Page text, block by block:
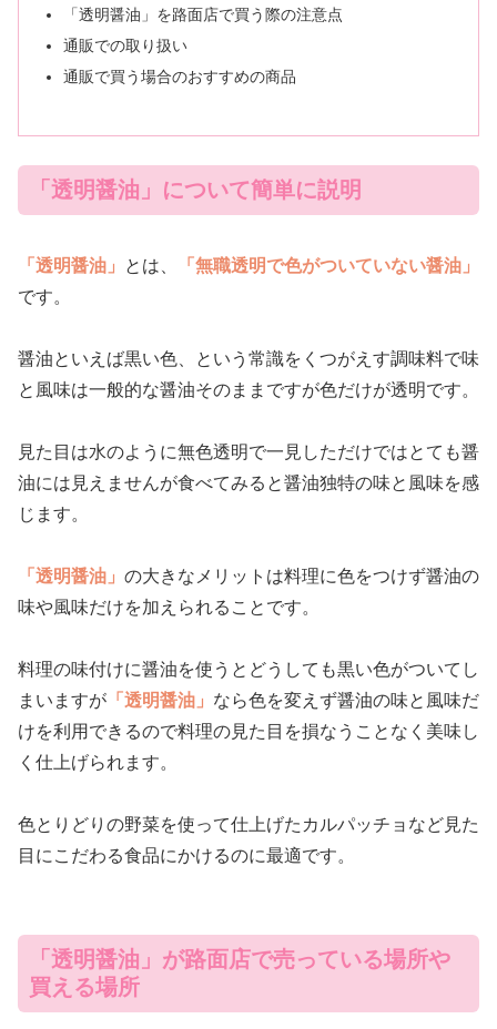
「透明醤油」を路面店で買う際の注意点
通販での取り扱い
通販で買う場合のおすすめの商品
「透明醤油」について簡単に説明
「透明醤油」 とは、
「無職透明で色がついていない醤油」
です。
醤油といえば黒い色、という常識をくつがえす調味料で味
と風味は一般的な醤油そのままですが色だけが透明です。
見た目は水のように無色透明で一見しただけではとても醤
油には見えませんが食べてみると醤油独特の味と風味を感
じます。
「透明醤油」 の大きなメリットは料理に色をつけず醤油の
味や風味だけを加えられることです。
料理の味付けに醤油を使うとどうしても黒い色がついてし
まいますが 「透明醤油」 なら色を変えず醤油の味と風味だ
けを利用できるので料理の見た目を損なうことなく美味し
く仕上げられます。
色とりどりの野菜を使って仕上げたカルパッチョなど見た
目にこだわる食品にかけるのに最適です。
「透明醤油」が路面店で売っている場所や
買える場所